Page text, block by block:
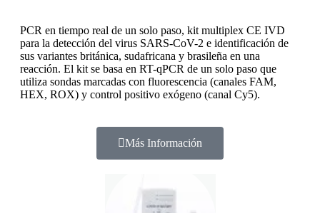
PCR en tiempo real de un solo paso, kit multiplex CE IVD
para la detección del virus SARS-CoV-2 e identificación de
sus variantes británica, sudafricana y brasileña en una
reacción. El kit se basa en RT-qPCR de un solo paso que
utiliza sondas marcadas con fluorescencia (canales FAM,
HEX, ROX) y control positivo exógeno (canal Cy5).
Más Información